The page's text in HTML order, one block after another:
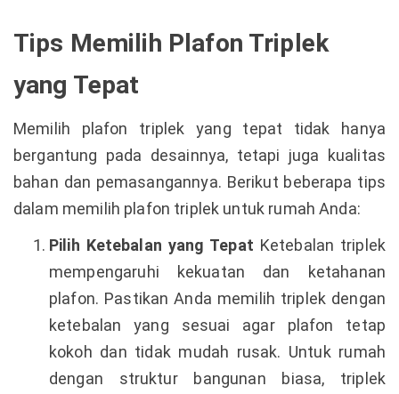
Tips Memilih Plafon Triplek
yang Tepat
Memilih plafon triplek yang tepat tidak hanya
bergantung pada desainnya, tetapi juga kualitas
bahan dan pemasangannya. Berikut beberapa tips
dalam memilih plafon triplek untuk rumah Anda:
Pilih Ketebalan yang Tepat Ketebalan triplek
mempengaruhi kekuatan dan ketahanan
plafon. Pastikan Anda memilih triplek dengan
ketebalan yang sesuai agar plafon tetap
kokoh dan tidak mudah rusak. Untuk rumah
dengan struktur bangunan biasa, triplek